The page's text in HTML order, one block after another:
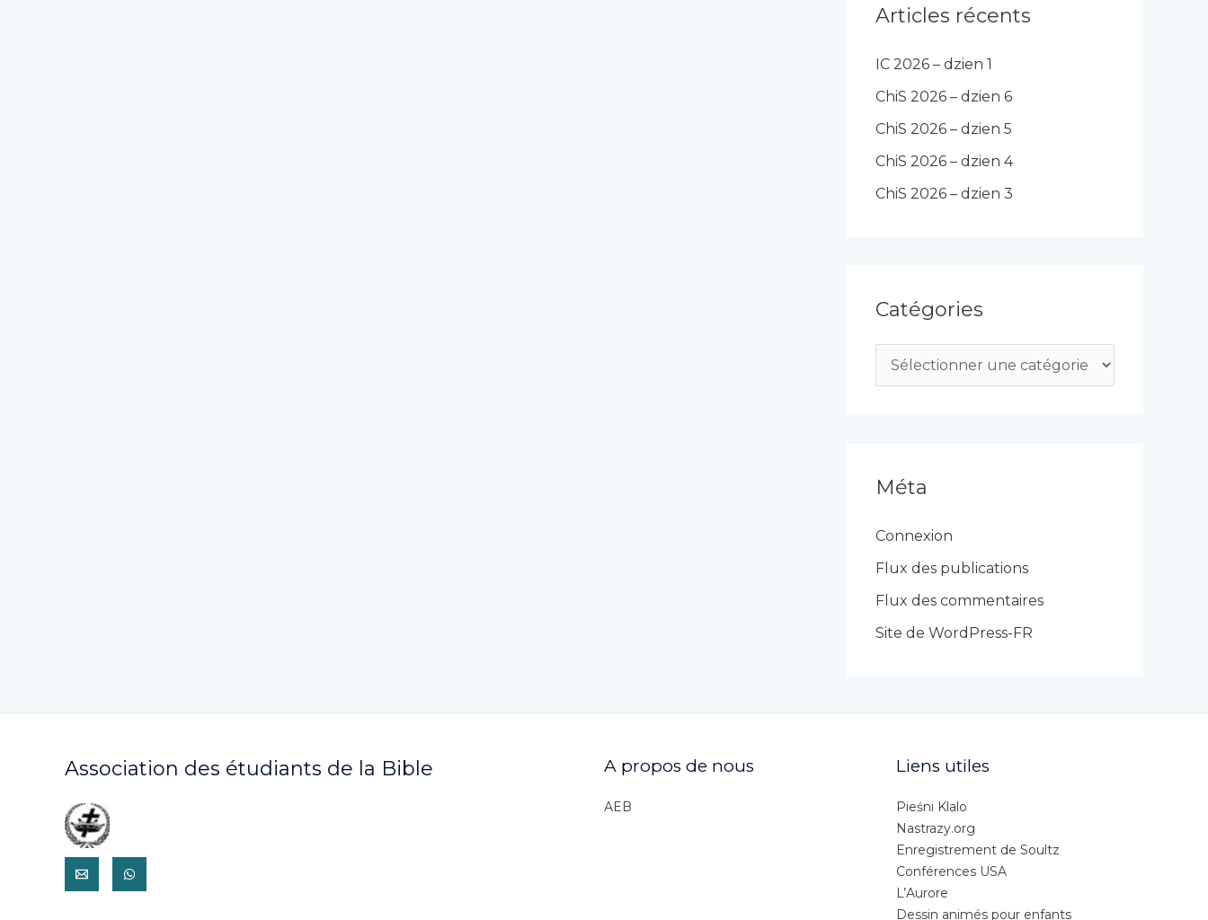
Articles récents
IC 2026 – dzien 1
ChiS 2026 – dzien 6
ChiS 2026 – dzien 5
ChiS 2026 – dzien 4
ChiS 2026 – dzien 3
Catégories
a
r
i
Méta
Connexion
Flux des publications
Flux des commentaires
Site de WordPress-FR
Association des étudiants de la Bible A propos de nous
AEB
Liens utiles
Pieśni Klalo
Nastrazy.org
Enregistrement de Soultz
Conférences USA
L’Aurore
Dessin animés pour enfants